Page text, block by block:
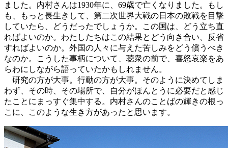
ました。内村さんは1930年に、69歳で亡くなりました。もし
も、もっと長生きして、第二次世界大戦の日本の敗戦を目撃
していたら、どうだったでしょうか。この国は、どう立ち直
ればよいのか。わたしたちはこの結果とどう向き合い、反省
すればよいのか。外国の人々に与えた苦しみをどう償うべき
なのか。こうした事柄について、聴衆の前で、喜怒哀楽をあ
らわにしながら語っていたかもしれません。
研究の方が大事。行動の方が大事。そのように決めてしま
わず、その時、その場所で、自分がほんとうに必要だと感じ
たことにまっすぐ集中する。内村さんのことばの輝きの根っ
こに、このような生き方があったと思います。